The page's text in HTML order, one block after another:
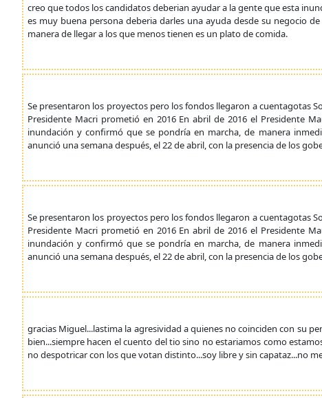
creo que todos los candidatos deberian ayudar a la gente que esta
es muy buena persona deberia darles una ayuda desde su negocio
manera de llegar a los que menos tienen es un plato de comida.
Se presentaron los proyectos pero los fondos llegaron a cuentagotas
Presidente Macri prometió en 2016 En abril de 2016 el Presidente
inundación y confirmó que se pondría en marcha, de manera
anunció una semana después, el 22 de abril, con la presencia de los
Se presentaron los proyectos pero los fondos llegaron a cuentagotas
Presidente Macri prometió en 2016 En abril de 2016 el Presidente
inundación y confirmó que se pondría en marcha, de manera
anunció una semana después, el 22 de abril, con la presencia de los
gracias Miguel...lastima la agresividad a quienes no coinciden con su
bien...siempre hacen el cuento del tio sino no estariamos como
no despotricar con los que votan distinto...soy libre y sin capataz...no